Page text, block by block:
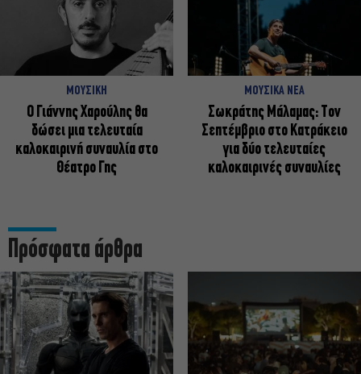
ΜΟΥΣΙΚΗ
Ο Γιάννης Χαρούλης θα
δώσει μια τελευταία
καλοκαιρινή συναυλία στο
Θέατρο Γης
ΜΟΥΣΙΚΑ ΝΕΑ
Σωκράτης Μάλαμας: Τον
Σεπτέμβριο στο Κατράκειο
για δύο τελευταίες
καλοκαιρινές συναυλίες
Πρόσφατα άρθρα